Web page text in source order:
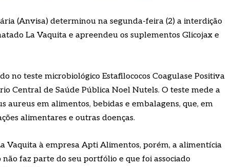
(Anvisa) determinou na segunda-feira (2) a interdição
La Vaquita e apreendeu os suplementos Glicojax e
no teste microbiológico Estafilococos Coagulase Positiva
Central de Saúde Pública Noel Nutels. O teste mede a
aureus em alimentos, bebidas e embalagens, que, em
alimentares e outras doenças.
Vaquita à empresa Apti Alimentos, porém, a alimentícia
faz parte do seu portfólio e que foi associado